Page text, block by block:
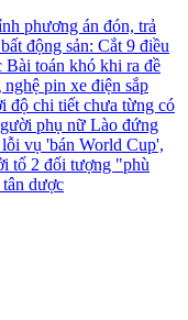
phương án đón, trả
động sản: Cắt 9 điều
Bài toán khó khi ra đề
nghệ pin xe điện sắp
độ chi tiết chưa từng có
phụ nữ Lào đứng
vụ 'bán World Cup',
tố 2 đối tượng "phù
dược